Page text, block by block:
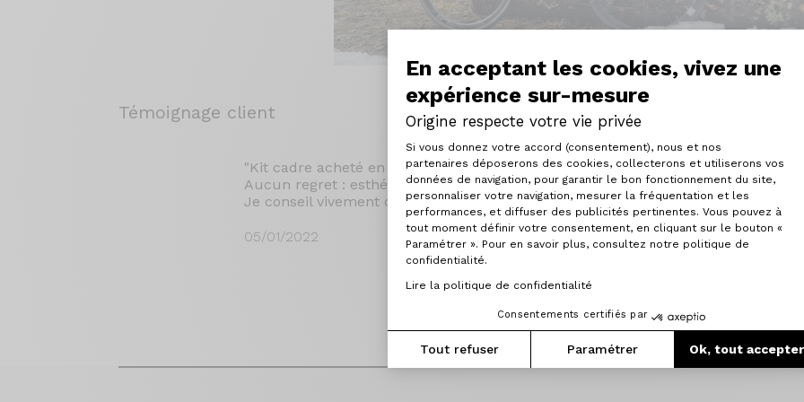
En acceptant les cookies, vivez une
expérience sur-mesure
Origine respecte votre vie privée
Plateforme de Gestion du
Si vous donnez votre accord (consentement), nous et nos
partenaires déposerons des cookies, collecterons et utiliserons vos
données de navigation, pour garantir le bon fonctionnement du site,
personnaliser votre navigation, mesurer la fréquentation et les
performances, et diffuser des publicités pertinentes. Vous pouvez à
tout moment définir votre consentement, en cliquant sur le bouton «
Paramétrer ». Pour en savoir plus, consultez notre politique de
confidentialité.
Lire la politique de confidentialité
Consentements certifiés par
Tout refuser Paramétrer Ok, tout accepter
Axeptio consent
Témoignage client
"Kit cadre acheté en octobre, livré en décembre avec le COVID, pas mal ...
Aucun regret : esthétique, confort et rendement au rdv
Je conseil vivement ce cadre"
05/01/2022
Configurez le votre